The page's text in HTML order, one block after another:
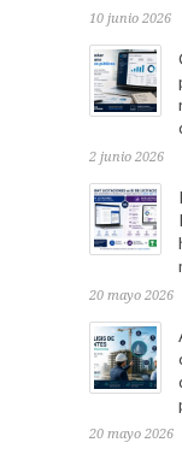
10 junio 2026
2 junio 2026
20 mayo 2026
20 mayo 2026